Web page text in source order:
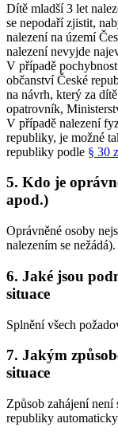
Dítě mladší 3 let
se nepodaří zjistit,
nalezení na území
nalezení nevyjde
V případě
občanství České
na návrh, který za
opatrovník,
V případě nalezení
republiky, je možné
republiky podle § 30
5. Kdo je
apod.)
Oprávněné osoby
nalezením se nežádá).
6. Jaké jsou
situace
Splnění všech
7. Jakým
situace
Způsob zahájení není
republiky